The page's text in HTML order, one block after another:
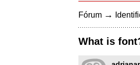
Fórum →
What is